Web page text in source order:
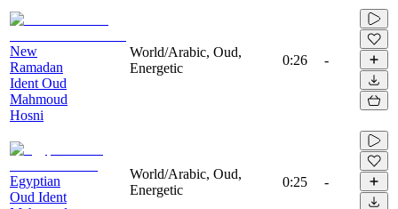
New
Ramadan
Ident Oud
Mahmoud
Hosni
World/Arabic, Oud,
Energetic
0:26 -
Egyptian
Oud Ident
World/Arabic, Oud,
Energetic
0:25 -